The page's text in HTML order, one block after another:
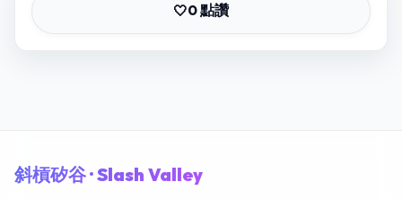
🤍0 點讚
斜槓矽谷 · Slash Valley